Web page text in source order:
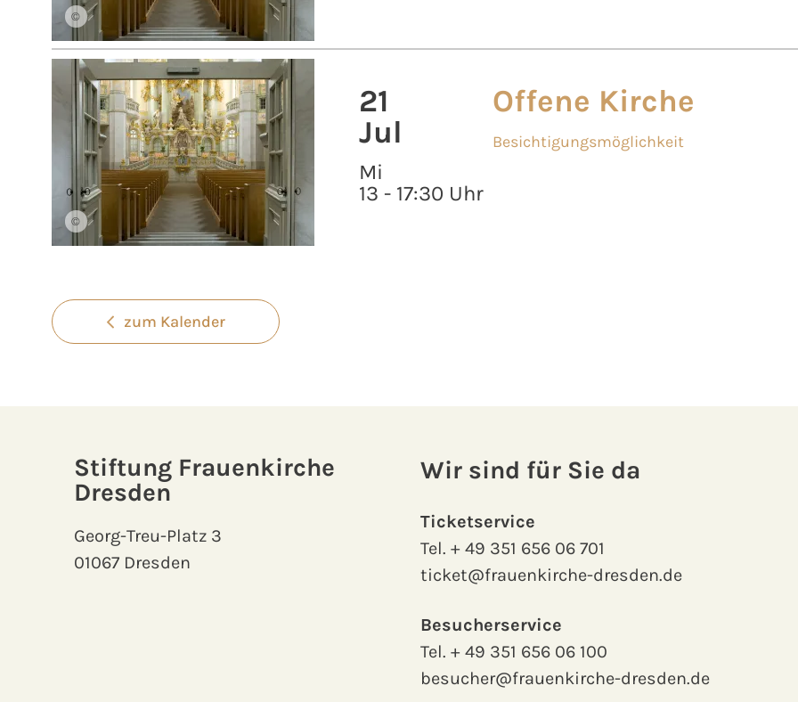
©
©
21
Jul
Mi
13 - 17:30 Uhr
Offene Kirche
Besichtigungsmöglichkeit
zum Kalender
Stiftung Frauenkirche
Dresden
Georg-Treu-Platz 3
01067 Dresden
Wir sind für Sie da
Ticketservice
Tel.+ 49 351 656 06 701
ticket@frauenkirche-dresden.de
Besucherservice
Tel.+ 49 351 656 06 100
besucher@frauenkirche-dresden.de